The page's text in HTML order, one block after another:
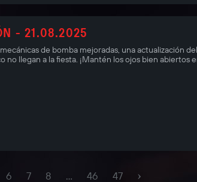
- 21.08.2025
de bomba mejoradas, una actualización
no llegan a la fiesta. ¡Mantén los ojos bien
6 7 8 ... 46 47 ›